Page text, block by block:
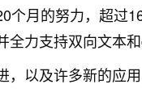
个月的努力，超过
全力支持双向文本和
，以及许多新的应